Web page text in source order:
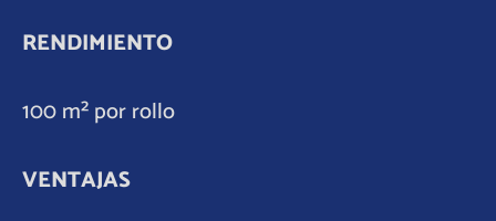
RENDIMIENTO
100 m² por rollo
VENTAJAS